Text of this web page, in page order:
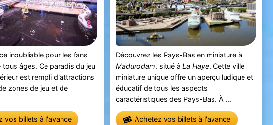
inoubliable pour les fans
tous âges. Ce paradis du jeu
est rempli d'attractions
zones de jeu et de
vos billets à l'avance
Découvrez les Pays-Bas en miniature à
Madurodam, situé àLa Haye. Cette ville
miniature unique offre un aperçu ludique et
éducatif de tous les aspects
caractéristiques des Pays-Bas. À ...
Achetez vos billets à l'avance